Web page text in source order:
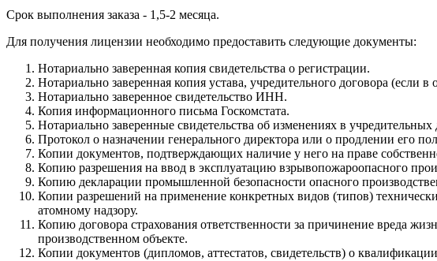
Срок выполнения заказа - 1,5-2 месяца.
Для получения лицензии необходимо предоставить следующие документы:
Нотариально заверенная копия свидетельства о регистрации.
Нотариально заверенная копия устава, учредительного договора (если в
Нотариально заверенное свидетельство ИНН.
Копия информационного письма Госкомстата.
Нотариально заверенные свидетельства об изменениях в
Протокол о назначении генерального директора или о продлении его
Копии документов, подтверждающих наличие у него на праве
Копию разрешения на ввод в эксплуатацию взрывопожароопасного
Копию декларации промышленной безопасности опасного
Копии разрешений на применение конкретных видов (типов)
атомному надзору.
Копию договора страхования ответственности за причинение вреда
производственном объекте.
Копии документов (дипломов, аттестатов, свидетельств) о